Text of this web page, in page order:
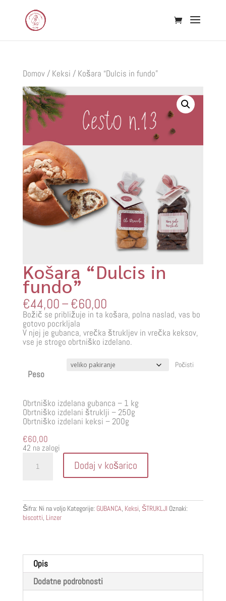
Domov/ Keksi / Košara “Dulcis in fundo”
Košara “Dulcis in
fundo”
€44,00–€60,00Cenovni
razpon:
od
€44,00
do
€60,00
Božič se približuje in ta košara, polna naslad, vas bo
gotovo pocrkljala
V njej je gubanca, vrečka štrukljev in vrečka keksov,
vse je strogo obrtniško izdelano.
Peso
Počisti
Obrtniško izdelana gubanca – 1 kg
Obrtniško izdelani štruklji – 250g
Obrtniško izdelani keksi – 200g
€60,00
42 na zalogi
“Dulcis
Dodaj v košarico
Šifra: Ni na voljo Kategorije: GUBANCA, Keksi, ŠTRUKLJI Oznaki:
biscotti, Linzer
Opis
Dodatne podrobnosti